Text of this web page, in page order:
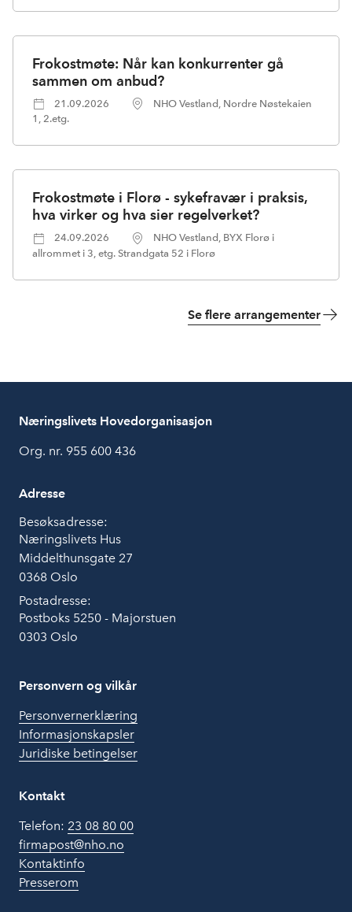
Frokostmøte: Når kan konkurrenter gå
sammen om anbud?
21.09.2026
NHO Vestland, Nordre Nøstekaien
1, 2.etg.
Frokostmøte i Florø - sykefravær i praksis,
hva virker og hva sier regelverket?
24.09.2026
NHO Vestland, BYX Florø i
allrommet i 3, etg. Strandgata 52 i Florø
Se flere arrangementer
Næringslivets Hovedorganisasjon
Org. nr. 955 600 436
Adresse
Besøksadresse:
Næringslivets Hus
Middelthunsgate 27
0368 Oslo
Postadresse:
Postboks 5250 - Majorstuen
0303 Oslo
Personvern og vilkår
Personvernerklæring
Informasjonskapsler
Juridiske betingelser
Kontakt
Telefon: 23 08 80 00
firmapost@nho.no
Kontaktinfo
Presserom